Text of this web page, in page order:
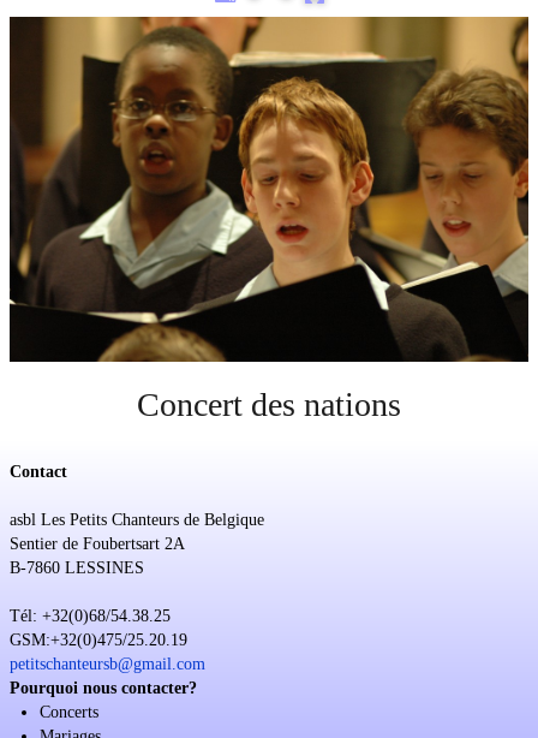
Discography
Contact
Soutien
Sponsoring
Concert des nations
Contact
asbl Les Petits Chanteurs de Belgique
Sentier de Foubertsart 2A
B-7860 LESSINES
Tél: +32(0)68/54.38.25
GSM:+32(0)475/25.20.19
petitschanteursb@gmail.com
Pourquoi nous contacter?
Concerts